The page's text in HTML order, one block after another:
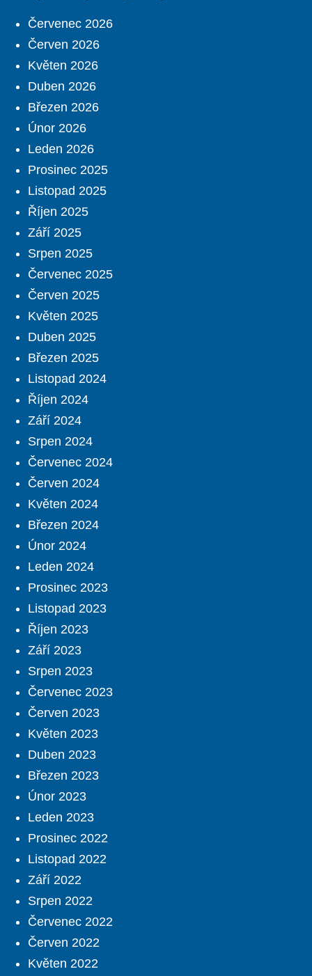
Červenec 2026
Červen 2026
Květen 2026
Duben 2026
Březen 2026
Únor 2026
Leden 2026
Prosinec 2025
Listopad 2025
Říjen 2025
Září 2025
Srpen 2025
Červenec 2025
Červen 2025
Květen 2025
Duben 2025
Březen 2025
Listopad 2024
Říjen 2024
Září 2024
Srpen 2024
Červenec 2024
Červen 2024
Květen 2024
Březen 2024
Únor 2024
Leden 2024
Prosinec 2023
Listopad 2023
Říjen 2023
Září 2023
Srpen 2023
Červenec 2023
Červen 2023
Květen 2023
Duben 2023
Březen 2023
Únor 2023
Leden 2023
Prosinec 2022
Listopad 2022
Září 2022
Srpen 2022
Červenec 2022
Červen 2022
Květen 2022